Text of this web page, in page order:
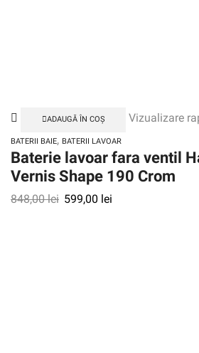
ADAUGĂ ÎN COȘ Vizualizare
BATERII BAIE, BATERII LAVOAR
Baterie lavoar fara ventil
Vernis Shape 190 Crom
848,00lei 599,00 lei